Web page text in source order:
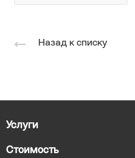
Назад к списку
Услуги
Стоимость